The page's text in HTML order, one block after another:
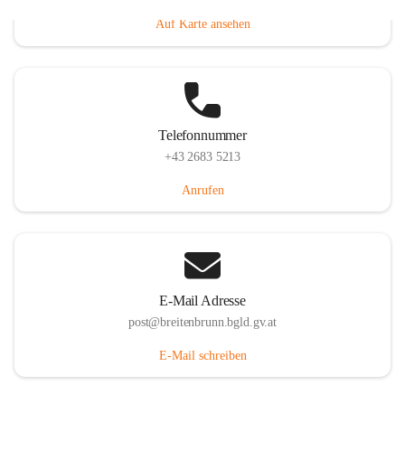
Auf Karte ansehen
Telefonnummer
+43 2683 5213
Anrufen
E-Mail Adresse
post@breitenbrunn.bgld.gv.at
E-Mail schreiben